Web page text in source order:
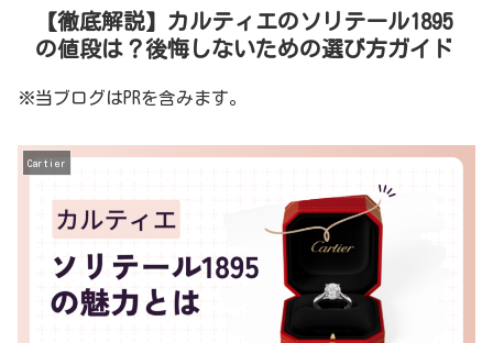
【徹底解説】カルティエのソリテール1895
の値段は？後悔しないための選び方ガイド
※当ブログはPRを含みます。
Cartier